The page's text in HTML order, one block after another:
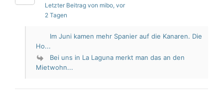
Letzter Beitrag von mibo, vor
2 Tagen
Im Juni kamen mehr Spanier auf die Kanaren. Die
Ho...
Bei uns in La Laguna merkt man das an den
Mietwohn...